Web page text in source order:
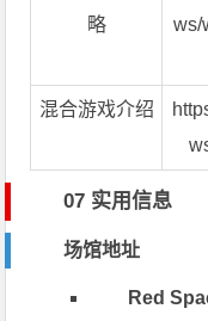
略
ws/
混合游戏介绍
07 实用信息
场馆地址
Red